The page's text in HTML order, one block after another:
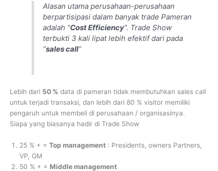
Alasan utama perusahaan-perusahaan
berpartisipasi dalam banyak trade Pameran
adalah “Cost Efficiency”. Trade Show
terbukti 3 kali lipat lebih efektif dari pada
“sales call”
Lebih dari 50 % data di pameran tidak membutuhkan sales call
untuk terjadi transaksi, dan lebih dari 80 % visitor memiliki
pengaruh untuk membeli di perusahaan / organisasinya.
Siapa yang biasanya hadir di Trade Show
25 % + = Top management : Presidents, owners Partners,
VP, GM
50 % + = Middle management